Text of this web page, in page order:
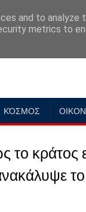
ΚΌΣΜΟΣ
κράτος
and to analyze
metrics to